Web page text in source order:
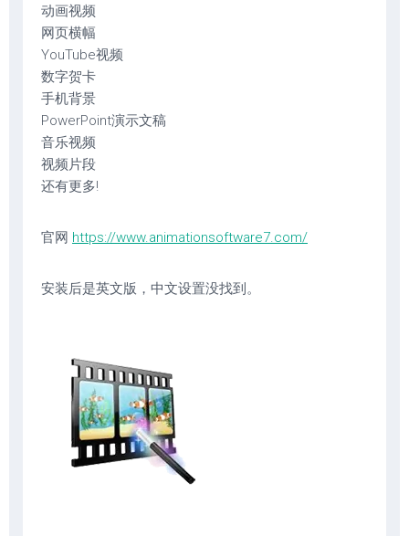
动画视频
网页横幅
YouTube视频
数字贺卡
手机背景
PowerPoint演示文稿
音乐视频
视频片段
还有更多!
官网 https://www.animationsoftware7.com/
安装后是英文版，中文设置没找到。